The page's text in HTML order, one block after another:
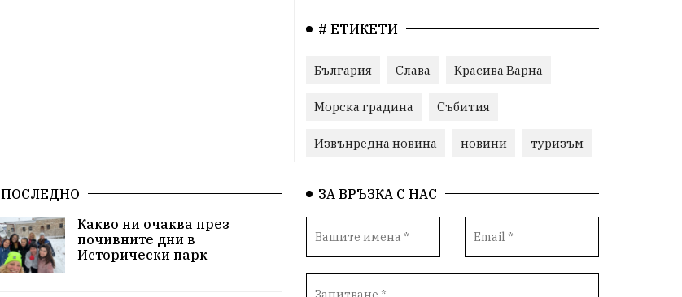
# ЕТИКЕТИ
България Слава Красива Варна
Морска градина Събития
Извънредна новина новини туризъм
ПОСЛЕДНО
Какво ни очаква през
почивните дни в
Исторически парк
ЗА ВРЪЗКА С НАС